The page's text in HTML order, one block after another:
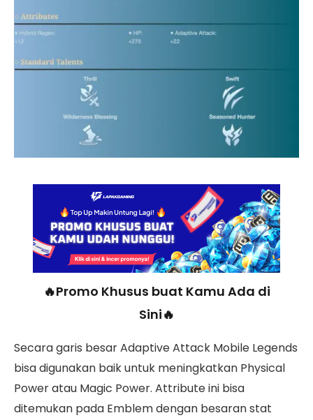
🔥Promo Khusus buat Kamu Ada di
Sini🔥
Secara garis besar Adaptive Attack Mobile Legends
bisa digunakan baik untuk meningkatkan Physical
Power atau Magic Power. Attribute ini bisa
ditemukan pada Emblem dengan besaran stat